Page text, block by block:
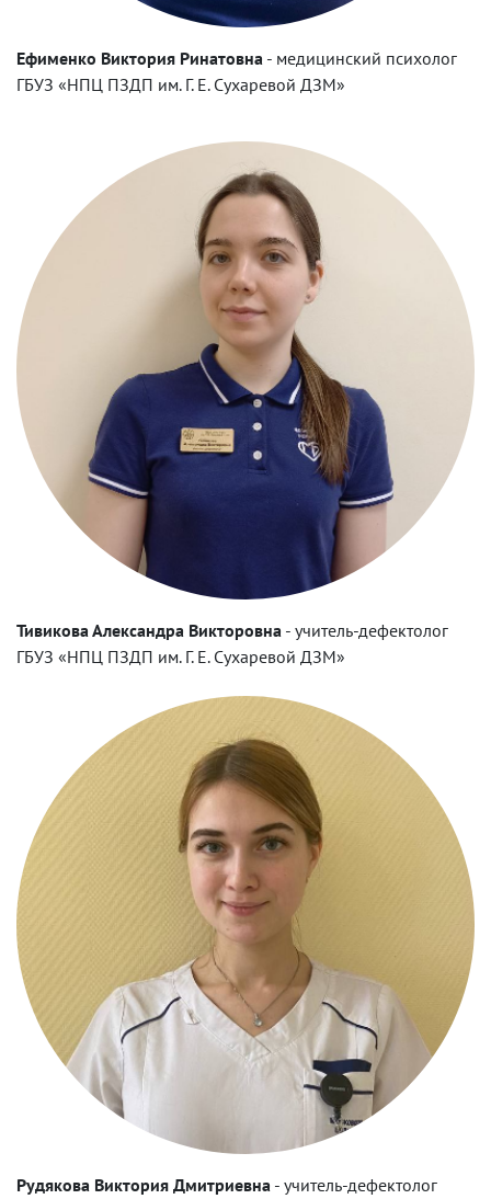
Ефименко Виктория Ринатовна - медицинский психолог
ГБУЗ «НПЦ ПЗДП им. Г. Е. Сухаревой ДЗМ»
Тивикова Александра Викторовна - учитель-дефектолог
ГБУЗ «НПЦ ПЗДП им. Г. Е. Сухаревой ДЗМ»
Рудякова Виктория Дмитриевна - учитель-дефектолог